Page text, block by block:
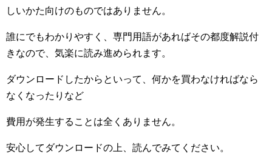
しいかた向けのものではありません。
誰にでもわかりやすく、専門用語があればその都度解説付
きなので、気楽に読み進められます。
ダウンロードしたからといって、何かを買わなければなら
なくなったりなど
費用が発生することは全くありません。
安心してダウンロードの上、読んでみてください。